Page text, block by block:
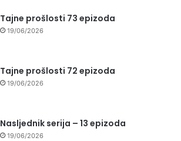
Tajne prošlosti 73 epizoda
19/06/2026
Tajne prošlosti 72 epizoda
19/06/2026
Nasljednik serija – 13 epizoda
19/06/2026